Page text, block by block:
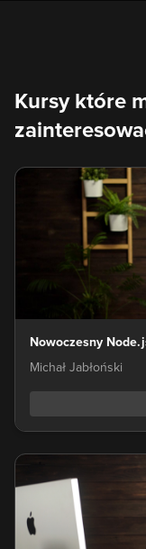
Kursy które
Nowoczesny
Michał Jabłoński